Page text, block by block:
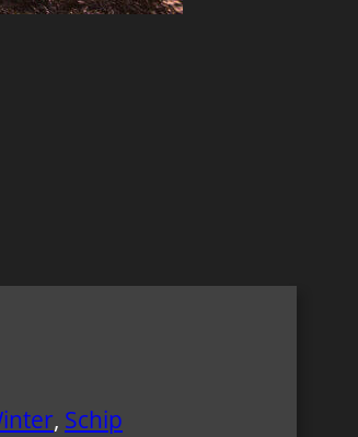
, Schip